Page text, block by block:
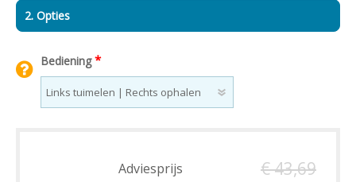
2. Opties
Bediening*
Adviesprijs € 43,69